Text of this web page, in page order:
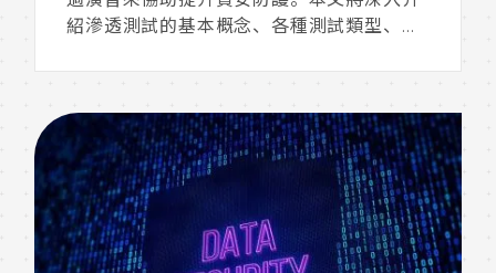
紹滲透測試的基本概念、各種測試類型、執